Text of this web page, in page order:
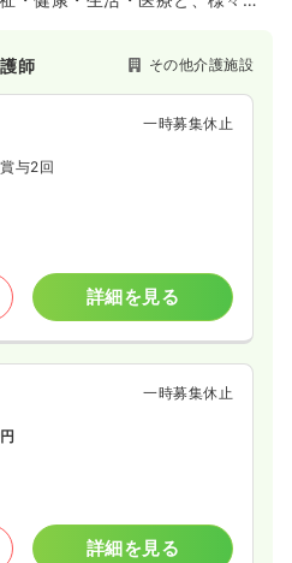
となるよう体制を整えていま
師 その他介護施設
一時募集休止
賞与2回
詳細を見る
一時募集休止
円
詳細を見る